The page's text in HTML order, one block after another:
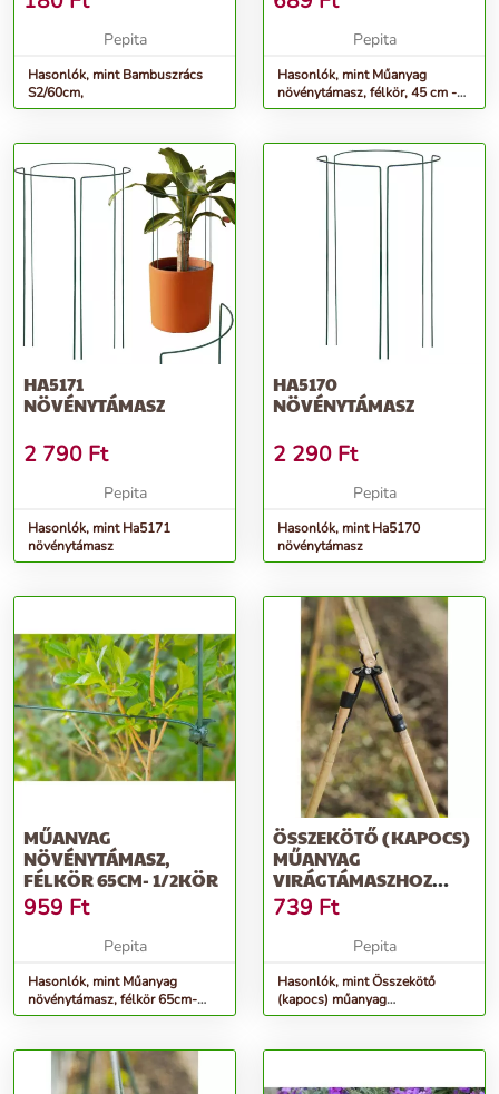
Pepita
Hasonlók, mint Bambuszrács
S2/60cm,
Pepita
Hasonlók, mint Műanyag
növénytámasz, félkör, 45 cm -
1/2 kör
HA5171
NÖVÉNYTÁMASZ
2 790 Ft
Pepita
Hasonlók, mint Ha5171
növénytámasz
HA5170
NÖVÉNYTÁMASZ
2 290 Ft
Pepita
Hasonlók, mint Ha5170
növénytámasz
MŰANYAG
NÖVÉNYTÁMASZ,
FÉLKÖR 65CM- 1/2KÖR
959 Ft
Pepita
Hasonlók, mint Műanyag
növénytámasz, félkör 65cm-
1/2kör
ÖSSZEKÖTŐ (KAPOCS)
MŰANYAG
VIRÁGTÁMASZHOZ
ÁTM.11MM 3DB-OS
SZETT
739 Ft
Pepita
Hasonlók, mint Összekötő
(kapocs) műanyag
virágtámaszhoz átm.11mm 3db-